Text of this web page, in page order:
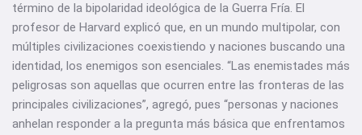
término de la bipolaridad ideológica de la Guerra Fría. El
profesor de Harvard explicó que, en un mundo multipolar, con
múltiples civilizaciones coexistiendo y naciones buscando una
identidad, los enemigos son esenciales. “Las enemistades más
peligrosas son aquellas que ocurren entre las fronteras de las
principales civilizaciones”, agregó, pues “personas y naciones
anhelan responder a la pregunta más básica que enfrentamos